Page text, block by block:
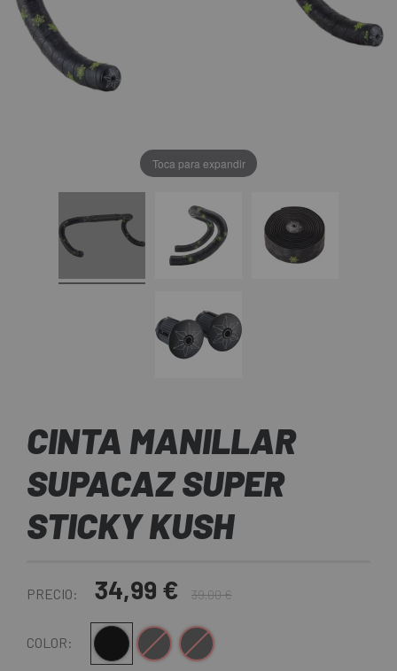
Toca para expandir
CINTA MANILLAR
SUPACAZ SUPER
STICKY KUSH
PRECIO: 34,99 € 39,00 €
COLOR:Negro-Amarillo
Negro-Blanco
Negro-Rojo